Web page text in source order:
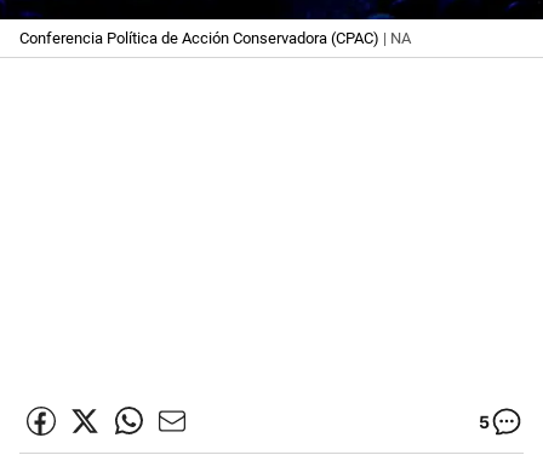
Conferencia Política de Acción Conservadora (CPAC) | NA
5